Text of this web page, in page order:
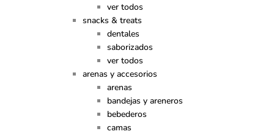
ver todos
snacks & treats
dentales
saborizados
ver todos
arenas y accesorios
arenas
bandejas y areneros
bebederos
camas